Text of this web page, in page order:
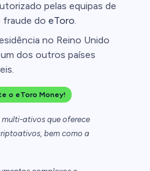
pelas equipas de
fraude do eToro.
no Reino Unido
dos outros países
o eToro Money!
ativos que oferece
bem como a